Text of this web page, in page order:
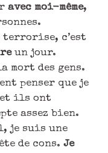
avec moi-même,
terrorise, c’est
un jour.
mort des gens.
penser que je
et ils ont
assez bien.
je suis une
de cons. Je